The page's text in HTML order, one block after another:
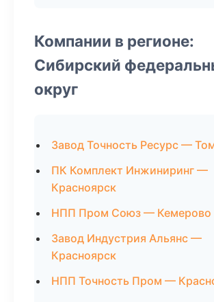
Компании в регионе:
Сибирский
округ
Завод Точность Ресурс —
ПК Комплект Инжиниринг —
Красноярск
НПП Пром Союз — Кемерово
Завод Индустрия Альянс —
Красноярск
НПП Точность Пром —